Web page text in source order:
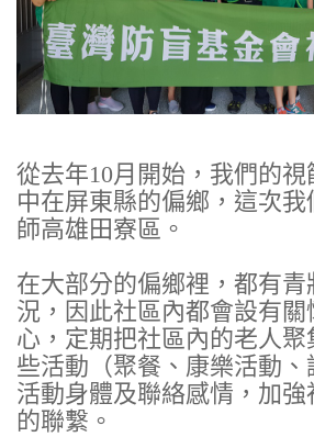
從去年10月開始，我們的
中在屏東縣的偏鄉，這次
師高雄田寮區。
在大部分的偏鄉裡，都有青
況，因此社區內都會設有關
心，定期把社區內的老人
些活動（聚餐、康樂活動、
活動身體及聯絡感情，加強
的聯繫。